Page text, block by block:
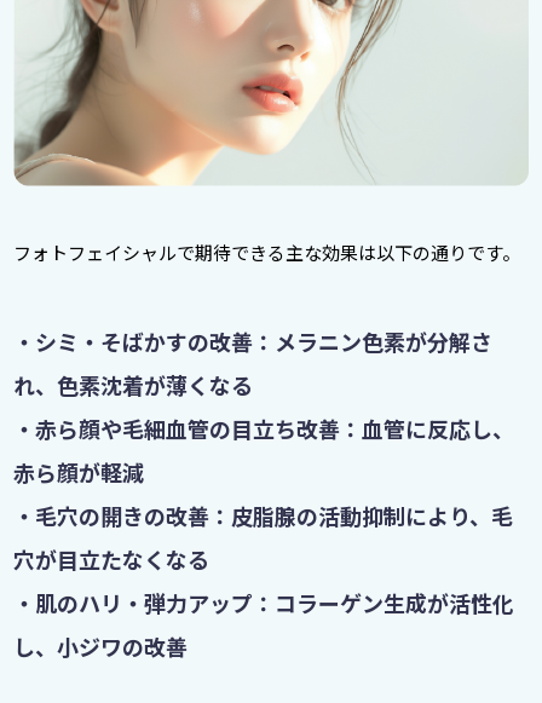
フォトフェイシャルで期待できる主な効果は以下の通りです。
・シミ・そばかすの改善：メラニン色素が分解さ
れ、色素沈着が薄くなる
・赤ら顔や毛細血管の目立ち改善：血管に反応し、
赤ら顔が軽減
・毛穴の開きの改善：皮脂腺の活動抑制により、毛
穴が目立たなくなる
・肌のハリ・弾力アップ：コラーゲン生成が活性化
し、小ジワの改善